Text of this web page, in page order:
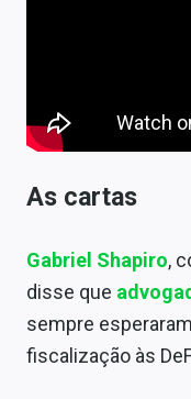
As cartas
Gabriel Shapiro,
disse que
sempre
fiscalização às